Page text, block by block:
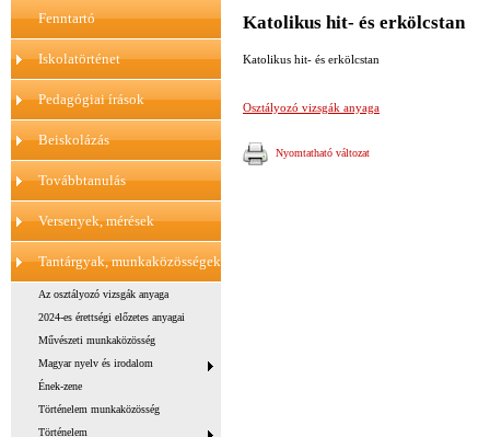
Fenntartó
Iskolatörténet
Pedagógiai írások
Beiskolázás
Továbbtanulás
Versenyek, mérések
Tantárgyak, munkaközösségek
Az osztályozó vizsgák anyaga
2024-es érettségi előzetes anyagai
Művészeti munkaközösség
Magyar nyelv és irodalom
Ének-zene
Történelem munkaközösség
Történelem
Katolikus hit- és erkölcstan
Katolikus hit- és erkölcstan
Osztályozó vizsgák anyaga
Nyomtatható változat